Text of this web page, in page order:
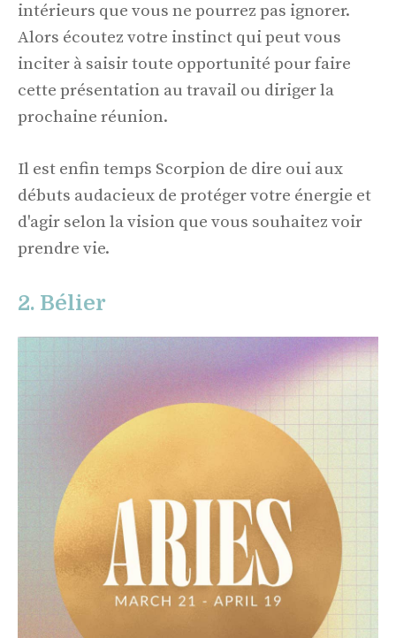
intérieurs que vous ne pourrez pas ignorer.
Alors écoutez votre instinct qui peut vous
inciter à saisir toute opportunité pour faire
cette présentation au travail ou diriger la
prochaine réunion.
Il est enfin temps Scorpion de dire oui aux
débuts audacieux de protéger votre énergie et
d'agir selon la vision que vous souhaitez voir
prendre vie.
2. Bélier